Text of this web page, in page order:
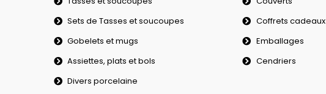
Sets de Tasses et soucoupes
Gobelets et mugs
Assiettes, plats et bols
Divers porcelaine
Coffrets cadeaux
Emballages
Cendriers